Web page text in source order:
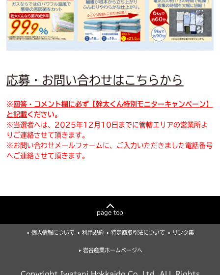
応募・お問い合わせはこちらから
※ 回答・コメント欄に必ず 【幹太くん特別モニターキャンペーン 】
と記載ください。
※当選者へは、2025年12月10日までに管轄エリアの営業所よ
りご連絡させて頂きます。
※お問い合わせメールフォームに、ご入力いただきました電話番号
へご連絡させて頂きます。
page top
個人情報について 利用規約 特定商取引法について リンク集
岩谷産業ホームページへ